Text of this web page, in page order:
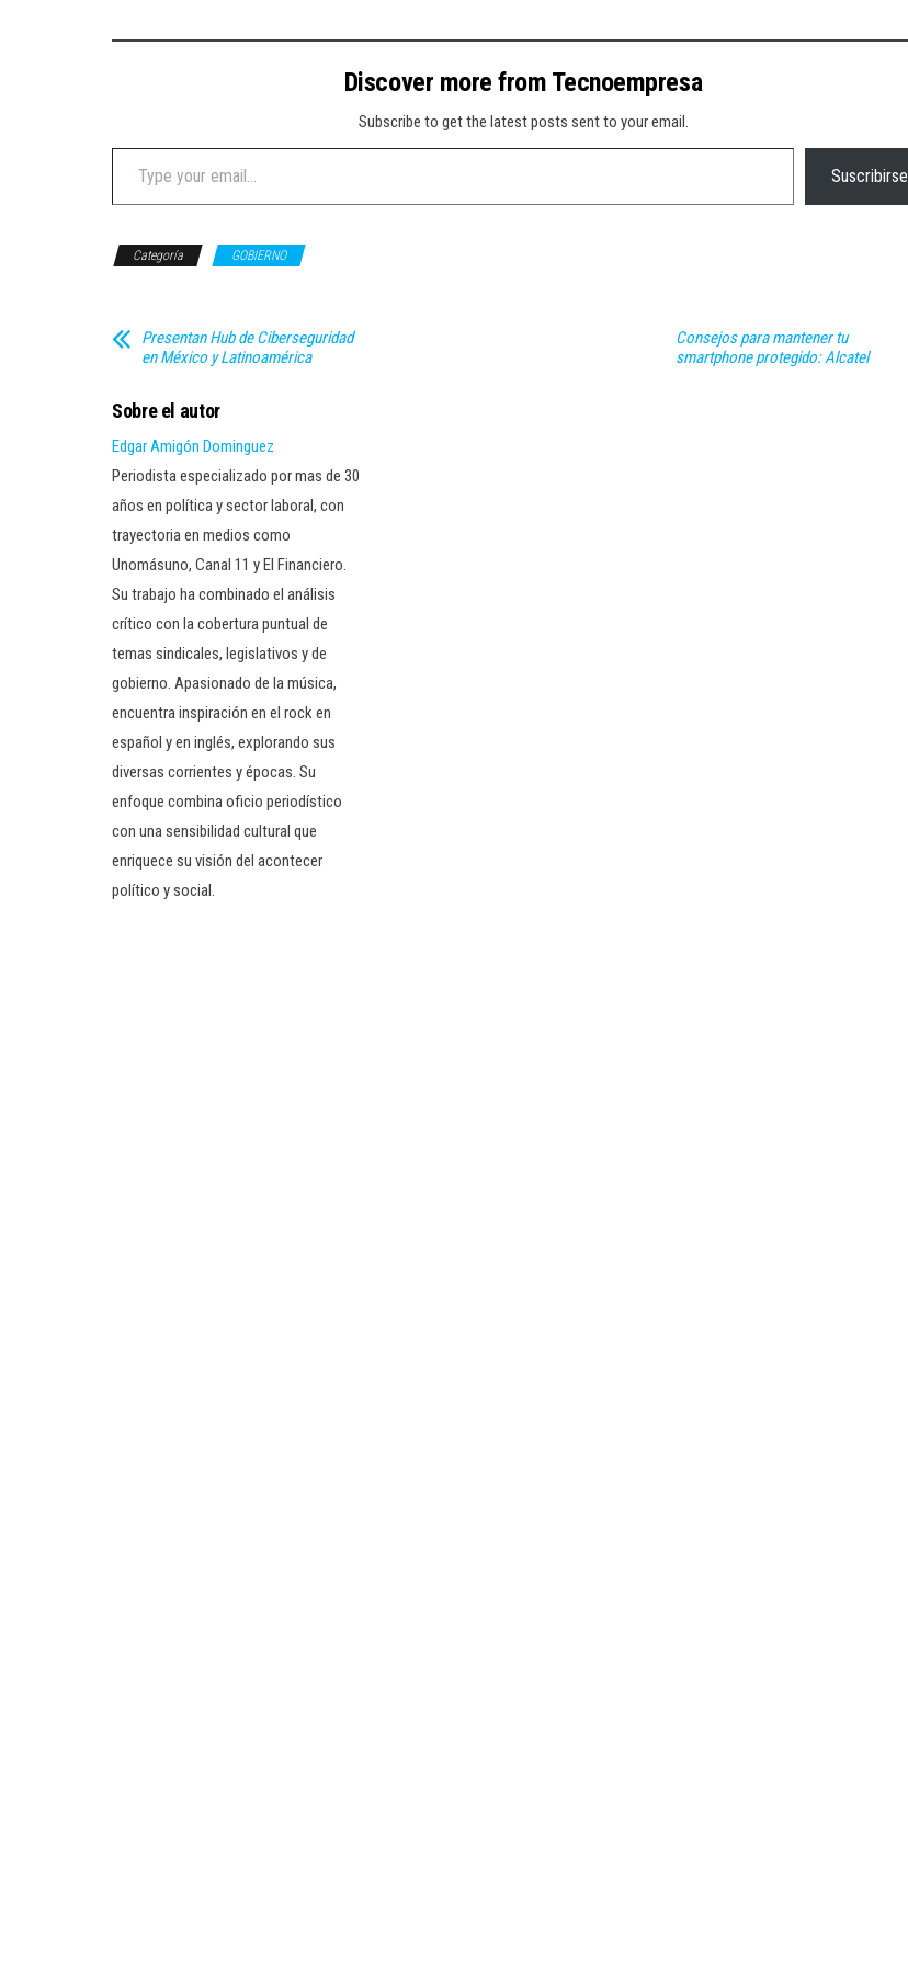
Discover more from Tecnoempresa
Subscribe to get the latest posts sent to your email.
Type your email…
Suscribirse
Categoría GOBIERNO
Presentan Hub de Ciberseguridad
en México y Latinoamérica
Consejos para mantener tu
smartphone protegido: Alcatel
Sobre el autor
Edgar Amigón Dominguez
Periodista especializado por mas de 30
años en política y sector laboral, con
trayectoria en medios como
Unomásuno, Canal 11 y El Financiero.
Su trabajo ha combinado el análisis
crítico con la cobertura puntual de
temas sindicales, legislativos y de
gobierno. Apasionado de la música,
encuentra inspiración en el rock en
español y en inglés, explorando sus
diversas corrientes y épocas. Su
enfoque combina oficio periodístico
con una sensibilidad cultural que
enriquece su visión del acontecer
político y social.